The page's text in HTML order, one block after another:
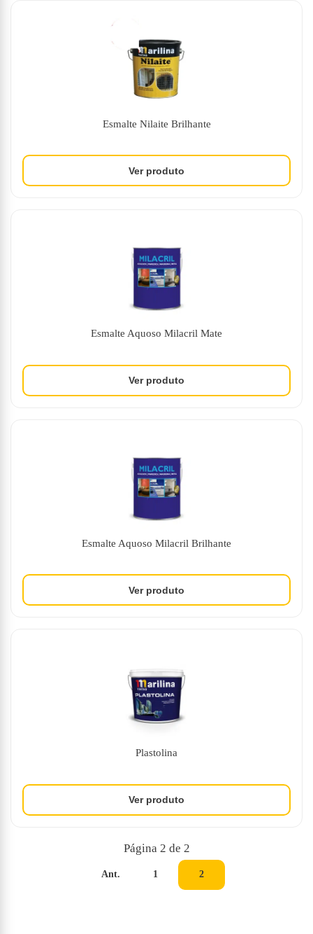
Esmalte Nilaite Brilhante
Esmalte Aquoso Milacril Mate
Esmalte Aquoso Milacril Brilhante
Plastolina
Página 2 de 2
Ant. 1 2